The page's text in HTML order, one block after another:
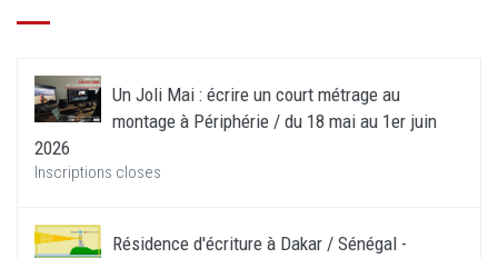
Un Joli Mai : écrire un court métrage au
montage à Périphérie / du 18 mai au 1er juin
2026
Inscriptions closes
Résidence d'écriture à Dakar / Sénégal -